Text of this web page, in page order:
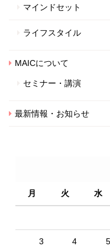
マインドセット
ライフスタイル
MAICについて
セミナー・講演
最新情報・お知らせ
月 火 水
3 4 5